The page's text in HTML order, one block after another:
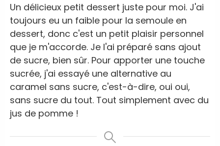
Un délicieux petit dessert juste pour moi. J'ai
toujours eu un faible pour la semoule en
dessert, donc c'est un petit plaisir personnel
que je m'accorde. Je l'ai préparé sans ajout
de sucre, bien sûr. Pour apporter une touche
sucrée, j'ai essayé une alternative au
caramel sans sucre, c'est-à-dire, oui oui,
sans sucre du tout. Tout simplement avec du
jus de pomme !